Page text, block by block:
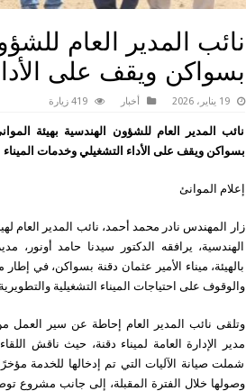
نائب المدير العام
بسواكن ويقف على
19 يناير، 2026 أخبار 419 زيارة
نائب المدير العام للشؤون الهندسية بهيئة
بسواكن ويقف على الأداء التشغيلي وخدمات الميناء
إعلام الموانئ
زار المهندس نادر محمد أحمد، نائب المدير العام
الهندسية، يرافقه الدكتور سيدنا حامد أونور،
بالهيئة، ميناء الأمير عثمان دقنة بسواكن، في إطار
والوقوف على احتياجات الميناء التشغيلية
وتلقى نائب المدير العام إحاطة عن سير العمل
مدير الإدارة العامة لميناء دقنة، حيث ناقش
شملت صيانة الآليات التي تم إدخالها للخدمة
وصولها خلال الفترة المقبلة، إلى جانب مشروع